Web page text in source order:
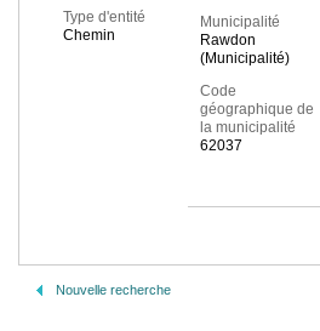
Type d'entité
Chemin
Municipalité
Rawdon
(Municipalité)
Code
géographique de
la municipalité
62037
Nouvelle recherche